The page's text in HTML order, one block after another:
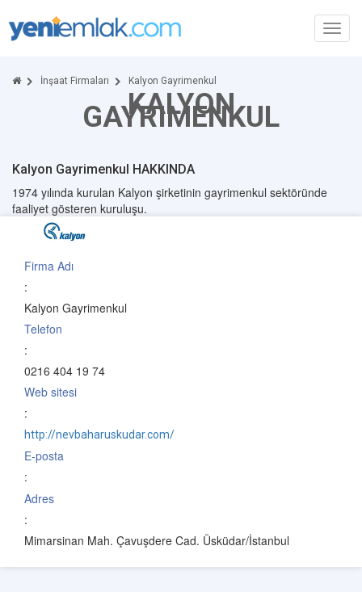
İnşaat Firmaları Kalyon Gayrimenkul
KALYON
GAYRIMENKUL
Kalyon Gayrimenkul HAKKINDA
1974 yılında kurulan Kalyon şirketinin gayrimenkul sektöründe
faaliyet gösteren kuruluşu.
Firma Adı
:
Kalyon Gayrimenkul
Telefon
:
0216 404 19 74
Web sitesi
:
http://nevbaharuskudar.com/
E-posta
:
Adres
:
Mimarsinan Mah. Çavuşdere Cad. Üsküdar/İstanbul